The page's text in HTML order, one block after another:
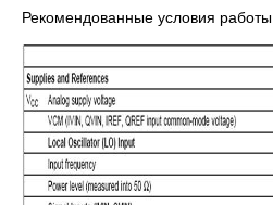
Рекомендованные условия работы